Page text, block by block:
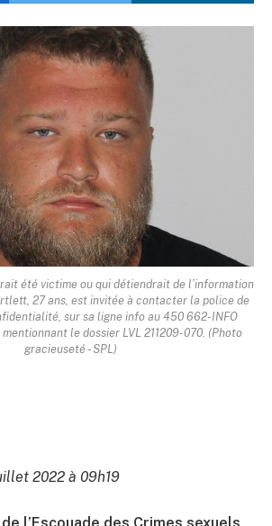
été victime ou qui détiendrait de l’information
27 ans, est invitée à contacter la police de
sur sa ligne info au 450 662-INFO
le dossier LVL 211209-070. (Photo
gracieuseté - SPL)
2022 à 09h19